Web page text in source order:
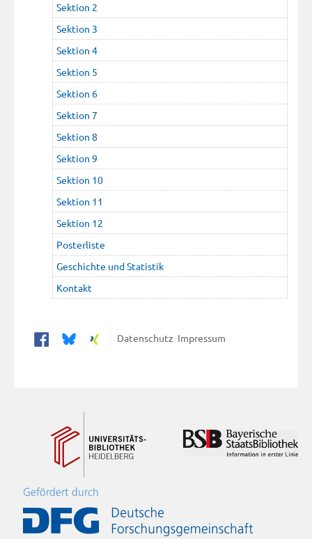
Sektion 2
Sektion 3
Sektion 4
Sektion 5
Sektion 6
Sektion 7
Sektion 8
Sektion 9
Sektion 10
Sektion 11
Sektion 12
Posterliste
Geschichte und Statistik
Kontakt
Datenschutz Impressum